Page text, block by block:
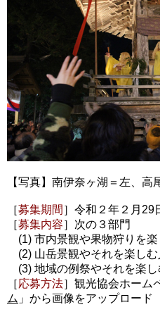
【写真】南伊奈ヶ湖＝左、高
［募集期間 ］令和２年２月29
［募集内容］次の３部門
(1) 市内景観や果物狩りを楽
(2) 山岳景観やそれを楽しむ
(3) 地域の例祭やそれを楽し
［応募方法］観光協会ホーム
ム 」から画像をアップロード